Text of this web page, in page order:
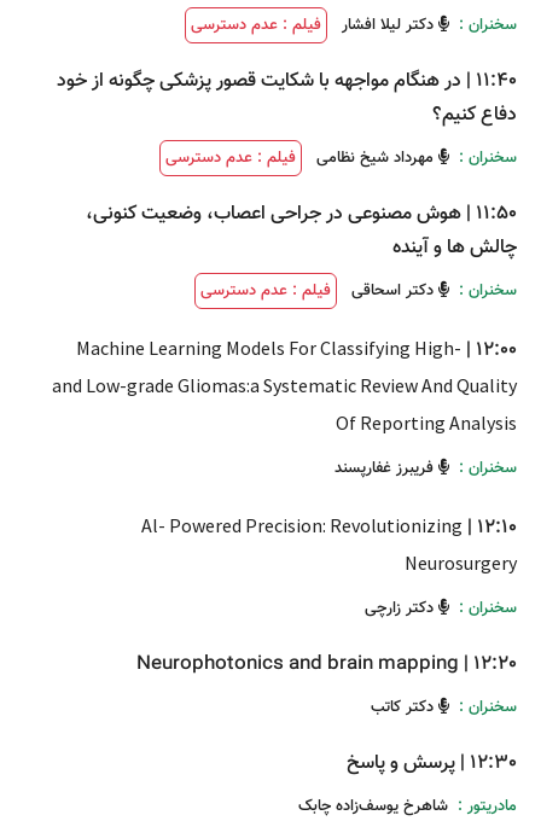
سخنران : دکتر لیلا افشار فیلم : عدم دسترسی
11:40
| در هنگام مواجهه با شکایت قصور پزشکی چگونه از خود
دفاع کنیم؟
سخنران : مهرداد شیخ نظامی فیلم : عدم دسترسی
11:50
| هوش مصنوعی در جراحی اعصاب، وضعیت کنونی،
چالش ها و آینده
سخنران : دکتر اسحاقی فیلم : عدم دسترسی
12:00
|
Machine Learning Models For Classifying High-
and Low-grade Gliomas:a Systematic Review And Quality
Of Reporting Analysis
سخنران :
فریبرز غفارپسند
12:10
|
Al- Powered Precision: Revolutionizing
Neurosurgery
سخنران :
دکتر زارچی
12:20
|
Neurophotonics and brain mapping
سخنران : دکتر کاتب
12:30
| پرسش و پاسخ
مادریتور : شاهرخ یوسف‌زاده چابک